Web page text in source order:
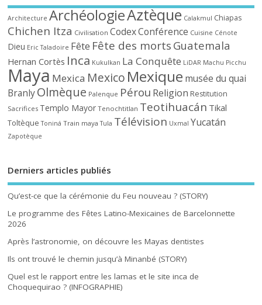
Architecture ArchéologieAztèque Calakmul Chiapas
Chichen Itza Civilisation CodexConférence Cuisine Cénote
Dieu Eric Taladoire Fête Fête des morts Guatemala
Hernan Cortès Inca Kukulkan La Conquête LiDAR Machu Picchu
Maya Mexica Mexico Mexique musée du quai
BranlyOlmèque Palenque Pérou Religion Restitution
Sacrifices Templo Mayor Tenochtitlan Teotihuacán Tikal
Toltèque Toniná Train maya Tula Télévision Uxmal Yucatán
Zapotèque
Derniers articles publiés
Qu’est-ce que la cérémonie du Feu nouveau ? (STORY)
Le programme des Fêtes Latino-Mexicaines de Barcelonnette
2026
Après l’astronomie, on découvre les Mayas dentistes
Ils ont trouvé le chemin jusqu’à Minanbé (STORY)
Quel est le rapport entre les lamas et le site inca de
Choquequirao ? (INFOGRAPHIE)